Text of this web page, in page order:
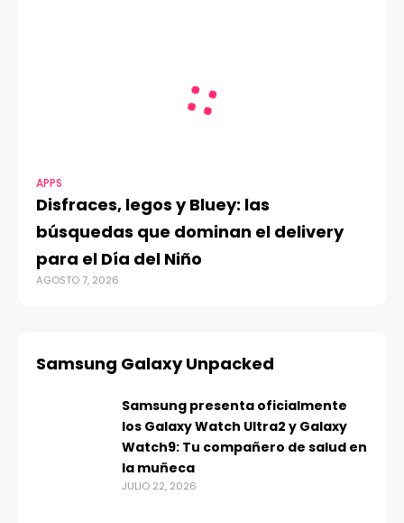
APPS
Disfraces, legos y Bluey: las
búsquedas que dominan el delivery
para el Día del Niño
AGOSTO 7, 2026
Samsung Galaxy Unpacked
Samsung presenta oficialmente
los Galaxy Watch Ultra2 y Galaxy
Watch9: Tu compañero de salud en
la muñeca
JULIO 22, 2026